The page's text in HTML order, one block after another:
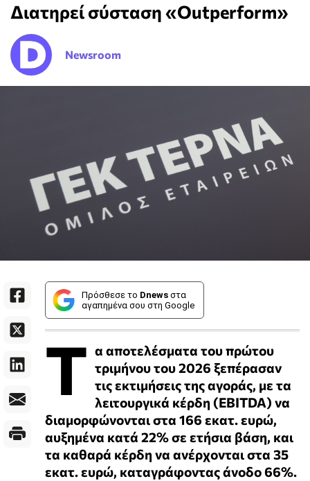
Διατηρεί σύσταση «Outperform»
Newsroom
Πρόσθεσε το Dnews στα
αγαπημένα σου στη Google
Τ α αποτελέσματα του πρώτου
τριμήνου του 2026 ξεπέρασαν
τις εκτιμήσεις της αγοράς, με τα
λειτουργικά κέρδη (EBITDA) να
διαμορφώνονται στα 166 εκατ. ευρώ,
αυξημένα κατά 22% σε ετήσια βάση, και
τα καθαρά κέρδη να ανέρχονται στα 35
εκατ. ευρώ, καταγράφοντας άνοδο 66%.